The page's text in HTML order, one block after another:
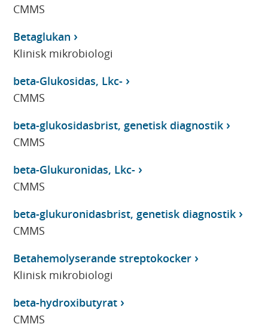
CMMS
Betaglukan
Klinisk mikrobiologi
beta-Glukosidas, Lkc-
CMMS
beta-glukosidasbrist, genetisk diagnostik
CMMS
beta-Glukuronidas, Lkc-
CMMS
beta-glukuronidasbrist, genetisk diagnostik
CMMS
Betahemolyserande streptokocker
Klinisk mikrobiologi
beta-hydroxibutyrat
CMMS